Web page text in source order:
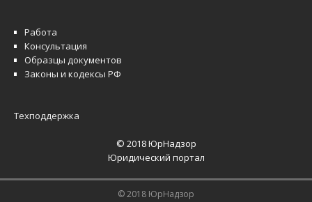
Работа
Консультация
Образцы документов
Законы и кодексы РФ
Техподдержка
© 2018 ЮрНадзор
Юридический портал
© 2018 ЮрНадзор